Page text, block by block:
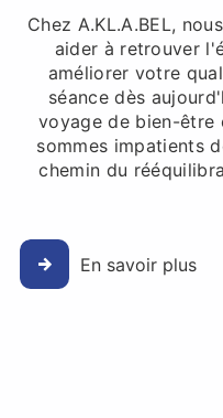
Chez A.KL.A.BEL,
aider à retrouver
améliorer votre
séance dès
voyage de bien-être
sommes impatients
chemin du
En savoir plus